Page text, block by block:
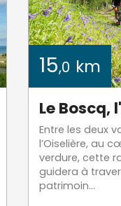
15,0 km
Le Boscq,
Entre les deux
l’Oiselière, au
verdure, cette
guidera à
patrimoin...